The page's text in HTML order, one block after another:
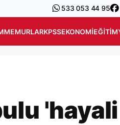
533 053 44 95
MEMURLARKPSSEKONOMIEĞITIM
'hayali